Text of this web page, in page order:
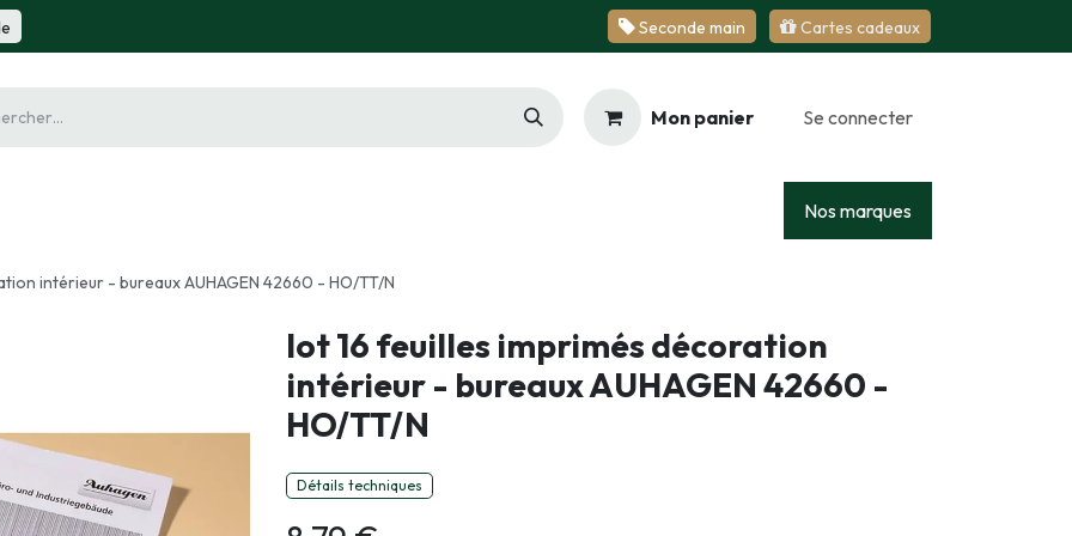
Se​​​​conde ​​​​m​​a​​in Cartes cadeaux
Mon panier Se connecter
Nos marques
intérieur - bureaux AUHAGEN 42660 - HO/TT/N
lot 16 feuilles imprimés décoration
intérieur - bureaux AUHAGEN 42660 -
HO/TT/N
Détails techniques